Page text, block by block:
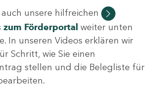
unsere hilfreichen
zum Förderportal weiter unten
In unseren Videos erklären wir
Schritt, wie Sie einen
stellen und die Belegliste für